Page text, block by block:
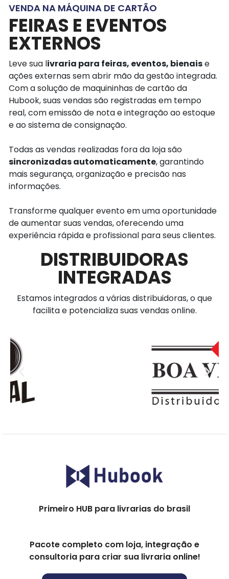
VENDA NA MÁQUINA DE CARTÃO
FEIRAS E EVENTOS
EXTERNOS
Leve sua livraria para feiras, eventos, bienaise
ações externas sem abrir mão da gestão integrada.
Com a solução de maquininhas de cartão da
Hubook, suas vendas são registradas em tempo
real, com emissão de nota e integração ao estoque
e ao sistema de consignação.
Todas as vendas realizadas fora da loja são
sincronizadas automaticamente, garantindo
mais segurança, organização e precisão nas
informações.
Transforme qualquer evento em uma oportunidade
de aumentar suas vendas, oferecendo uma
experiência rápida e profissional para seus clientes.
DISTRIBUIDORAS
INTEGRADAS
Estamos integrados a várias distribuidoras, o que
facilita e potencializa suas vendas online.
Primeiro HUB para livrarias do brasil
Pacote completo com loja, integração e
consultoria para criar sua livraria online!